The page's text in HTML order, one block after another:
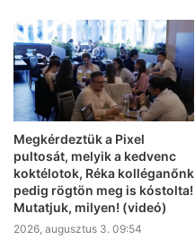
Megkérdeztük a Pixel
pultosát, melyik a kedvenc
koktélotok, Réka kolléganőnk
pedig rögtön meg is kóstolta!
Mutatjuk, milyen! (videó)
2026, augusztus 3. 09:54